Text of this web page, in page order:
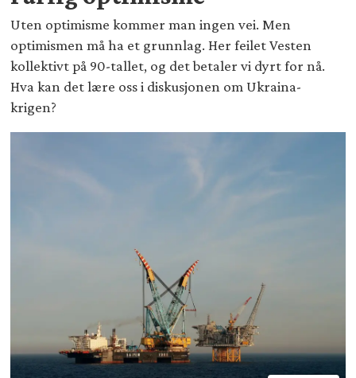
Uten optimisme kommer man ingen vei. Men
optimismen må ha et grunnlag. Her feilet Vesten
kollektivt på 90-tallet, og det betaler vi dyrt for nå.
Hva kan det lære oss i diskusjonen om Ukraina-
krigen?